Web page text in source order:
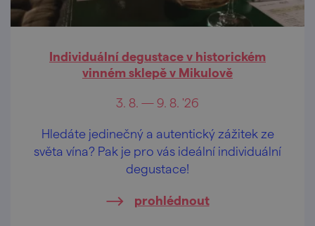
Individuální degustace v historickém
vinném sklepě v Mikulově
3. 8. — 9. 8. '26
Hledáte jedinečný a autentický zážitek ze
světa vína? Pak je pro vás ideální individuální
degustace!
prohlédnout